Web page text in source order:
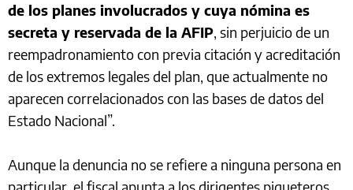
de los planes involucrados y cuya nómina es
secreta y reservada de la AFIP, sin perjuicio de un
reempadronamiento con previa citación y acreditación
de los extremos legales del plan, que actualmente no
aparecen correlacionados con las bases de datos del
Estado Nacional”.
Aunque la denuncia no se refiere a ninguna persona en